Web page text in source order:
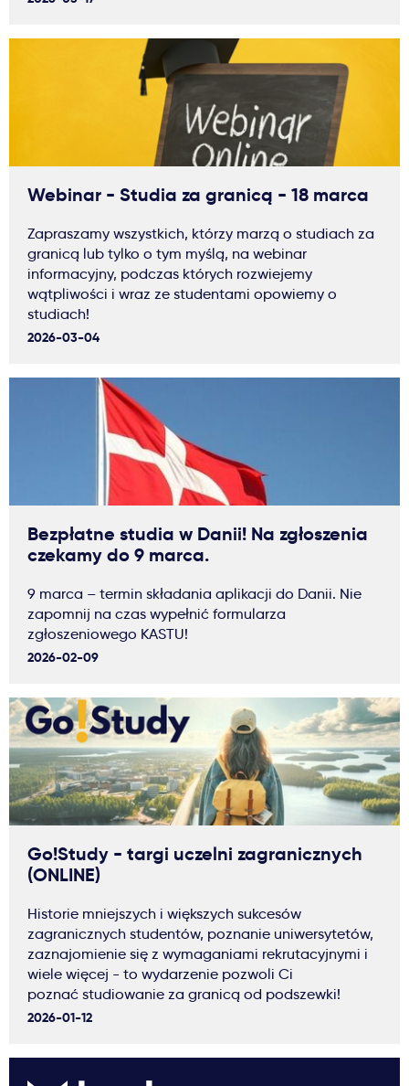
Webinar - Studia za granicą - 18 marca
Zapraszamy wszystkich, którzy marzą o studiach za
granicą lub tylko o tym myślą, na webinar
informacyjny, podczas których rozwiejemy
wątpliwości i wraz ze studentami opowiemy o
studiach!
2026-03-04
Bezpłatne studia w Danii! Na zgłoszenia
czekamy do 9 marca.
9 marca – termin składania aplikacji do Danii. Nie
zapomnij na czas wypełnić formularza
zgłoszeniowego KASTU!
2026-02-09
Go!Study - targi uczelni zagranicznych
(ONLINE)
Historie mniejszych i większych sukcesów
zagranicznych studentów, poznanie uniwersytetów,
zaznajomienie się z wymaganiami rekrutacyjnymi i
wiele więcej - to wydarzenie pozwoli Ci
poznać studiowanie za granicą od podszewki!
2026-01-12